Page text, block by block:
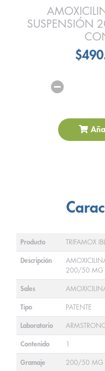
SUSPENSIÓN
Producto TRIFAMOX
Descripción
200/50 MG
Sales
Tipo PATENTE
Laboratorio
Contenido 1
Gramaje 200/50 MG